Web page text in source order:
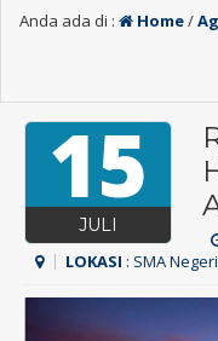
Anda ada di : Home/
15
JULI
LOKASI : SMA